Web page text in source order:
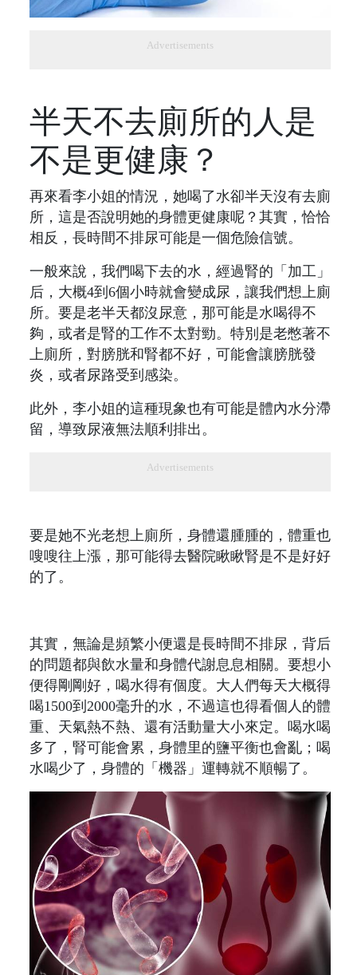
Advertisements
半天不去廁所的人是
不是更健康？
再來看李小姐的情況，她喝了水卻半天沒有去廁
所，這是否說明她的身體更健康呢？其實，恰恰
相反，長時間不排尿可能是一個危險信號。
一般來說，我們喝下去的水，經過腎的「加工」
后，大概4到6個小時就會變成尿，讓我們想上廁
所。要是老半天都沒尿意，那可能是水喝得不
夠，或者是腎的工作不太對勁。特別是老憋著不
上廁所，對膀胱和腎都不好，可能會讓膀胱發
炎，或者尿路受到感染。
此外，李小姐的這種現象也有可能是體內水分滯
留，導致尿液無法順利排出。
Advertisements
要是她不光老想上廁所，身體還腫腫的，體重也
嗖嗖往上漲，那可能得去醫院瞅瞅腎是不是好好
的了。
其實，無論是頻繁小便還是長時間不排尿，背后
的問題都與飲水量和身體代謝息息相關。要想小
便得剛剛好，喝水得有個度。大人們每天大概得
喝1500到2000毫升的水，不過這也得看個人的體
重、天氣熱不熱、還有活動量大小來定。喝水喝
多了，腎可能會累，身體里的鹽平衡也會亂；喝
水喝少了，身體的「機器」運轉就不順暢了。